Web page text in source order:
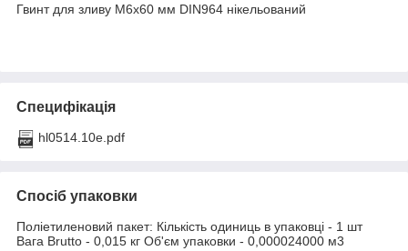
Гвинт для зливу M6х60 мм DIN964 нікельований
Специфікація
hl0514.10e.pdf
Спосіб упаковки
Поліетиленовий пакет: Кількість одиниць в упаковці - 1 шт
Вага Brutto - 0,015 кг Об'єм упаковки - 0,000024000 м3